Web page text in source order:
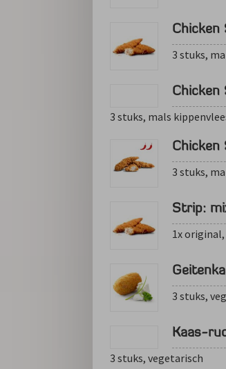
Chicken
3 stuks,
Chicken
3 stuks, mals
Chicken
3 stuks,
Strip:
1x original,
3 stuks,
Kaas-
3 stuks, vegetarisch